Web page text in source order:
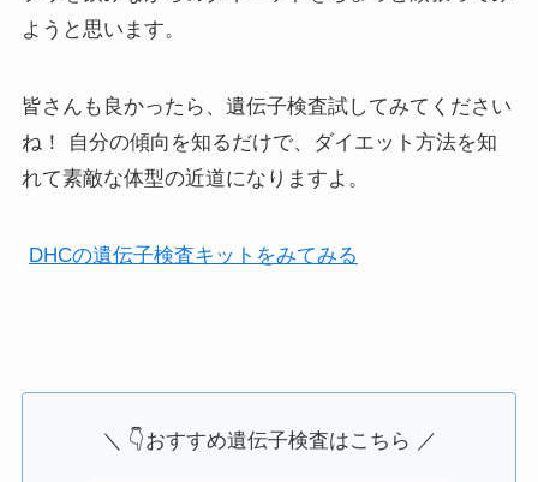
ようと思います。
皆さんも良かったら、遺伝子検査試してみてください
ね！ 自分の傾向を知るだけで、ダイエット方法を知
れて素敵な体型の近道になりますよ。
DHCの遺伝子検査キットをみてみる
＼ 👇おすすめ遺伝子検査はこちら ／